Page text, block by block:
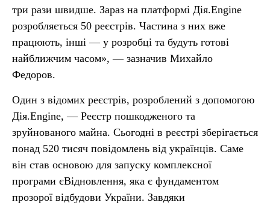
три рази швидше. Зараз на платформі Дія.Engine
розробляється 50 реєстрів. Частина з них вже
працюють, інші — у розробці та будуть готові
найближчим часом», — зазначив Михайло
Федоров.
Один з відомих реєстрів, розроблений з допомогою
Дія.Engine, — Реєстр пошкодженого та
зруйнованого майна. Сьогодні в реєстрі зберігається
понад 520 тисяч повідомлень від українців. Саме
він став основою для запуску комплексної
програми єВідновлення, яка є фундаментом
прозорої відбудови України. Завдяки